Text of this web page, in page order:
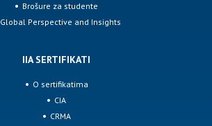
Brošure za studente
Global Perspective and Insights
IIA SERTIFIKATI
O sertifikatima
CIA
CRMA